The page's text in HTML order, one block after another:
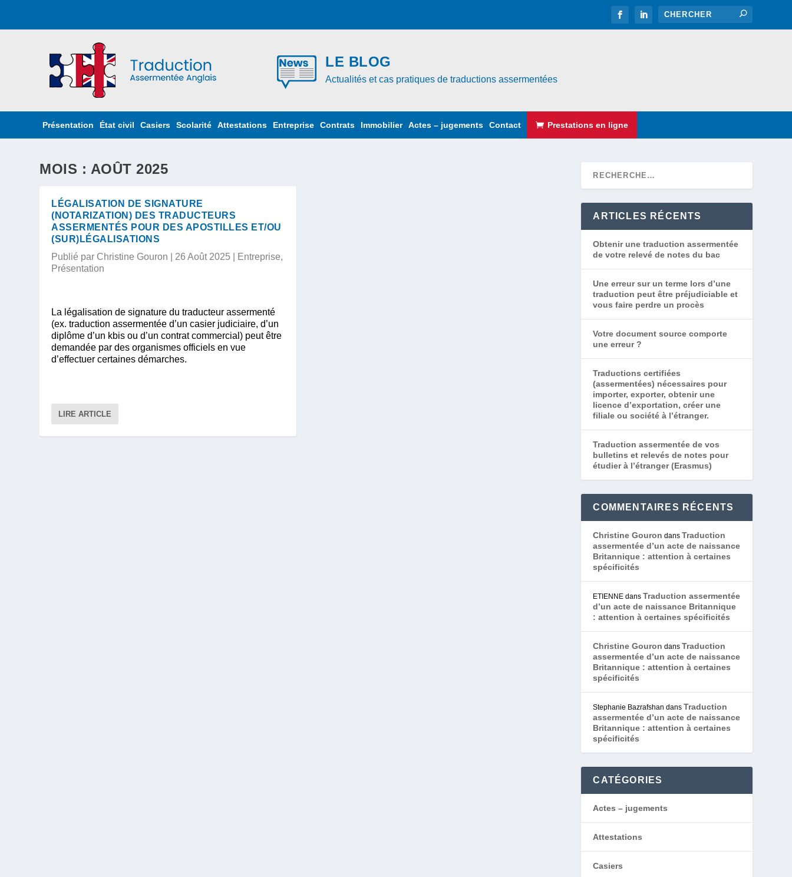
LE BLOG
Actualités et cas pratiques de traductions assermentées
Présentation État civil Casiers Scolarité Attestations Entreprise Contrats Immobilier Actes – jugements Contact Prestations en ligne
MOIS : AOÛT 2025
LÉGALISATION DE SIGNATURE
(NOTARIZATION) DES TRADUCTEURS
ASSERMENTÉS POUR DES APOSTILLES ET/OU
(SUR)LÉGALISATIONS
Publié par Christine Gouron 26 Août 2025 Entreprise,
Présentation
La légalisation de signature du traducteur assermenté
(ex. traduction assermentée d’un casier judiciaire, d’un
diplôme d’un kbis ou d’un contrat commercial) peut être
demandée par des organismes officiels en vue
d’effectuer certaines démarches.
LIRE ARTICLE
ARTICLES RÉCENTS
Obtenir une traduction assermentée
de votre relevé de notes du bac
Une erreur sur un terme lors d’une
traduction peut être préjudiciable et
vous faire perdre un procès
Votre document source comporte
une erreur ?
Traductions certifiées
(assermentées) nécessaires pour
importer, exporter, obtenir une
licence d’exportation, créer une
filiale ou société à l’étranger.
Traduction assermentée de vos
bulletins et relevés de notes pour
étudier à l’étranger (Erasmus)
COMMENTAIRES RÉCENTS
Christine Gouron dansTraduction
assermentée d’un acte de naissance
Britannique : attention à certaines
spécificités
ETIENNE dansTraduction assermentée
d’un acte de naissance Britannique
: attention à certaines spécificités
Christine Gouron dansTraduction
assermentée d’un acte de naissance
Britannique : attention à certaines
spécificités
Stephanie Bazrafshan dansTraduction
assermentée d’un acte de naissance
Britannique : attention à certaines
spécificités
CATÉGORIES
Actes – jugements
Attestations
Casiers